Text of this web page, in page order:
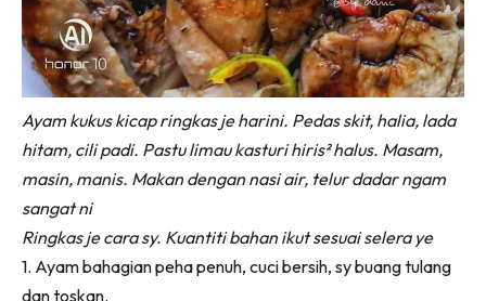
Ayam kukus kicap ringkas je harini. Pedas skit, halia, lada
hitam, cili padi. Pastu limau kasturi hiris² halus. Masam,
masin, manis. Makan dengan nasi air, telur dadar ngam
sangat ni
Ringkas je cara sy. Kuantiti bahan ikut sesuai selera ye
1. Ayam bahagian peha penuh, cuci bersih, sy buang tulang
dan toskan.